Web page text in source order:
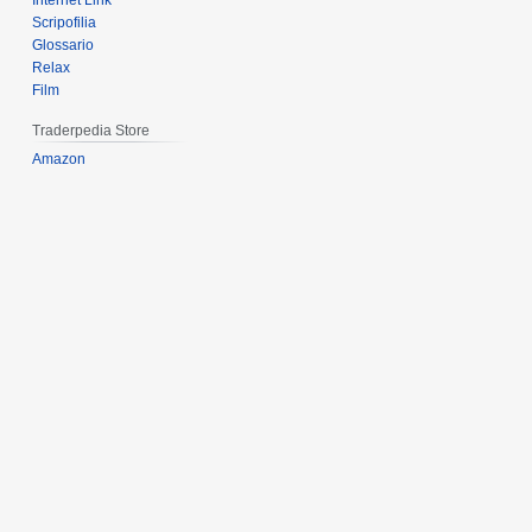
Scripofilia
Glossario
Relax
Film
Traderpedia Store
Amazon